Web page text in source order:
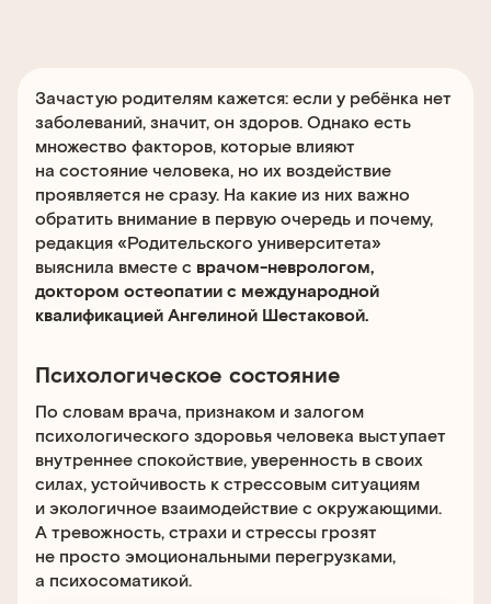
Зачастую родителям кажется: если у ребёнка нет
заболеваний, значит, он здоров. Однако есть
множество факторов, которые влияют
на состояние человека, но их воздействие
проявляется не сразу. На какие из них важно
обратить внимание в первую очередь и почему,
редакция «Родительского университета»
выяснила вместе с врачом-неврологом,
доктором остеопатии с международной
квалификацией Ангелиной Шестаковой.
Психологическое состояние
По словам врача, признаком и залогом
психологического здоровья человека выступает
внутреннее спокойствие, уверенность в своих
силах, устойчивость к стрессовым ситуациям
и экологичное взаимодействие с окружающими.
А тревожность, страхи и стрессы грозят
не просто эмоциональными перегрузками,
а психосоматикой.